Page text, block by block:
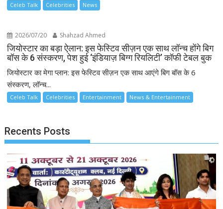
Celeb Talk Celebrities News
2026/07/20 Shahzad Ahmed
जियोस्टार का बड़ा ऐलान: इस फेस्टिव सीज़न एक साथ लॉन्च होंगे बिग
बॉस के 6 संस्करण, पेश हुई ‘इंडियाज़ बिग्ग रियलिटी’ कॉफी टेबल बुक
जियोस्टार का मेगा प्लान: इस फेस्टिव सीज़न एक साथ आएंगे बिग बॉस के 6
संस्करण, लॉन्च...
Celeb Talk Celebrities Entertainment News & Entertainment
Recents Posts